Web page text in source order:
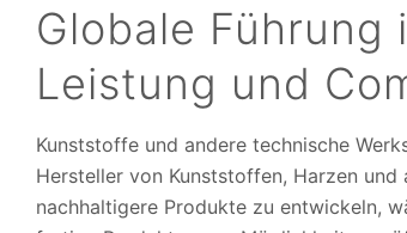
Globale Führung
Leistung und
Kunststoffe und andere technische
Hersteller von Kunststoffen, Harzen
nachhaltigere Produkte zu entwickeln,